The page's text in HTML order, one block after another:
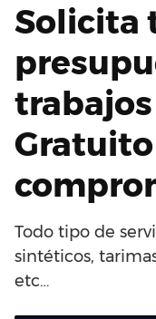
Solicita
Todo tipo de
sintéticos,
etc…